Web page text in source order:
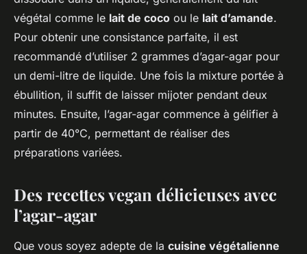
végétal comme le lait de coco ou le lait d’amande.
Pour obtenir une consistance parfaite, il est
recommandé d’utiliser 2 grammes d’agar-agar pour
un demi-litre de liquide. Une fois la mixture portée à
ébullition, il suffit de laisser mijoter pendant deux
minutes. Ensuite, l’agar-agar commence à gélifier à
partir de 40°C, permettant de réaliser des
préparations variées.
Des recettes vegan délicieuses avec
l’agar-agar
Que vous soyez adepte de la cuisine végétalienne